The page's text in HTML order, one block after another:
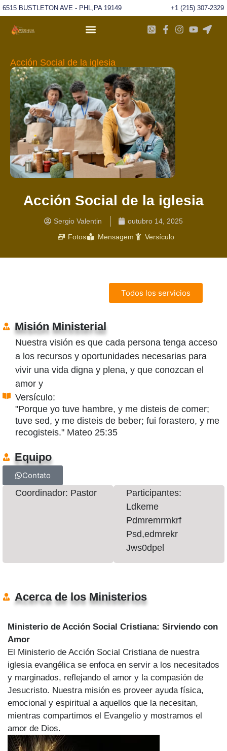
6515 BUSTLETON AVE - PHL,PA 19149 +1 (215) 307-2329
Acción Social de la iglesia
Acción Social de la iglesia
Sergio Valentin
outubro 14, 2025
Fotos
Mensagem Versículo
Misión Ministerial
Nuestra visión es que cada persona tenga acceso
a los recursos y oportunidades necesarias para
vivir una vida digna y plena, y que conozcan el
amor y
Versículo:
"Porque yo tuve hambre, y me disteis de comer;
tuve sed, y me disteis de beber; fui forastero, y me
recogisteis." Mateo 25:35
Equipo
Contato
Coordinador: Pastor
Participantes:
Ldkeme
Pdmremrmkrf
Psd,edmrekr
Jws0dpel
Todos los servicios
Acerca de los Ministerios
Ministerio de Acción Social Cristiana: Sirviendo con
Amor
El Ministerio de Acción Social Cristiana de nuestra
iglesia evangélica se enfoca en servir a los necesitados
y marginados, reflejando el amor y la compasión de
Jesucristo. Nuestra misión es proveer ayuda física,
emocional y espiritual a aquellos que la necesitan,
mientras compartimos el Evangelio y mostramos el
amor de Dios.